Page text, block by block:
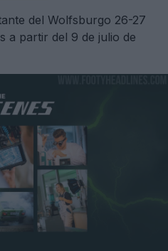
del Wolfsburgo 26-27
a partir del 9 de julio de